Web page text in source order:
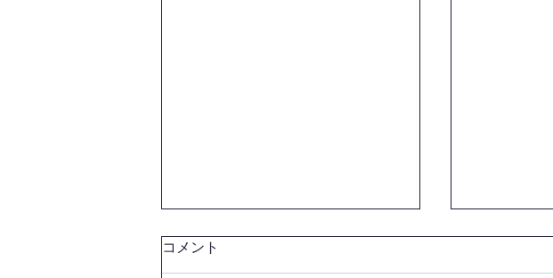
コメント